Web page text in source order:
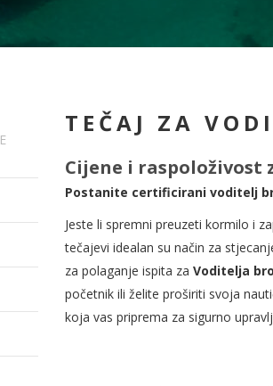
TEČAJ ZA
Cijene i raspoloživost
Postanite certificirani voditelj
Jeste li spremni preuzeti kormilo i
tečajevi idealan su način za
za polaganje ispita za Voditelja
početnik ili želite proširiti svoja
koja vas priprema za sigurno